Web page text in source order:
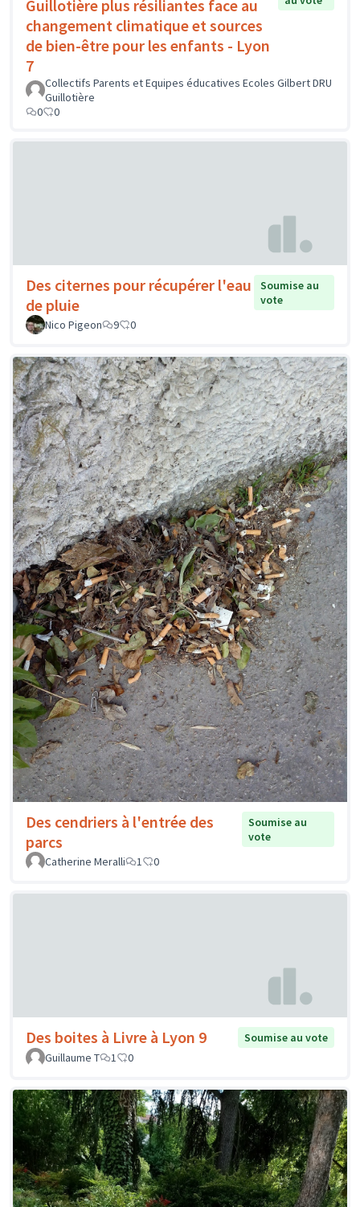
Guillotière plus résiliantes face au
changement climatique et sources
de bien-être pour les enfants - Lyon
7
Collectifs Parents et Equipes éducatives Ecoles Gilbert DRU
Guillotière
0
0
Des citernes pour récupérer l'eau
de pluie
Soumise au
vote
Nico Pigeon
9 0
Des cendriers à l'entrée des
parcs
Soumise au
vote
Catherine Meralli
1 0
Des boites à Livre à Lyon 9
Soumise au vote
Guillaume T
1 0